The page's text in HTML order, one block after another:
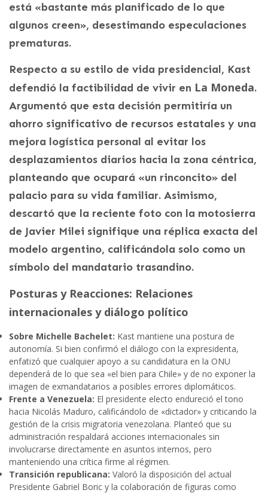
está «bastante más planificado de lo que
algunos creen», desestimando especulaciones
prematuras.
Respecto a su estilo de vida presidencial, Kast
defendió la factibilidad de vivir en La Moneda.
Argumentó que esta decisión permitiría un
ahorro significativo de recursos estatales y una
mejora logística personal al evitar los
desplazamientos diarios hacia la zona céntrica,
planteando que ocupará «un rinconcito» del
palacio para su vida familiar. Asimismo,
descartó que la reciente foto con la motosierra
de Javier Milei signifique una réplica exacta del
modelo argentino, calificándola solo como un
símbolo del mandatario trasandino.
Posturas y Reacciones: Relaciones
internacionales y diálogo político
Sobre Michelle Bachelet: Kast mantiene una postura de
autonomía. Si bien confirmó el diálogo con la expresidenta,
enfatizó que cualquier apoyo a su candidatura en la ONU
dependerá de lo que sea «el bien para Chile» y de no exponer la
imagen de exmandatarios a posibles errores diplomáticos.
Frente a Venezuela: El presidente electo endureció el tono
hacia Nicolás Maduro, calificándolo de «dictador» y criticando la
gestión de la crisis migratoria venezolana. Planteó que su
administración respaldará acciones internacionales sin
involucrarse directamente en asuntos internos, pero
manteniendo una crítica firme al régimen.
Transición republicana: Valoró la disposición del actual
Presidente Gabriel Boric y la colaboración de figuras como